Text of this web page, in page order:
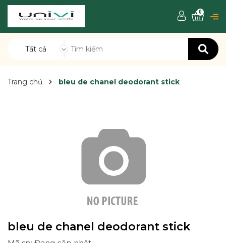
Tất cả
0
Trang chủ bleu de chanel deodorant stick
bleu de chanel deodorant stick